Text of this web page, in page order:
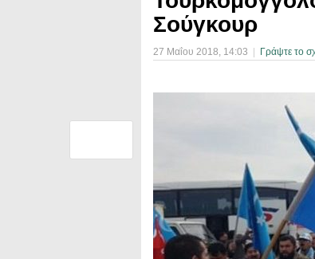
Σούγκουρ
27 Μαΐου 2018, 14:03 Γράψτε το